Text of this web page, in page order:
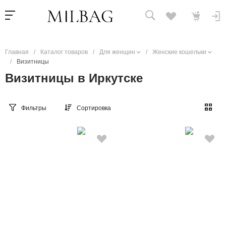
Главная / Каталог товаров / Для женщин /
Женские кошельки
/
Визитницы
Визитницы в Иркутске
Фильтры Сортировка